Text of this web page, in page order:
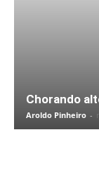
Chorando
Aroldo Pinheiro -